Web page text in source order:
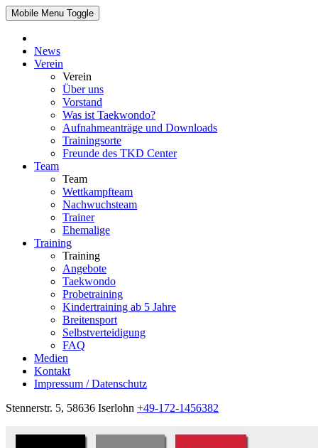
Mobile Menu Toggle
News
Verein
Verein
Über uns
Vorstand
Was ist Taekwondo?
Aufnahmeanträge und Downloads
Trainingsorte
Freunde des TKD Center
Team
Team
Wettkampfteam
Nachwuchsteam
Trainer
Ehemalige
Training
Training
Angebote
Taekwondo
Probetraining
Kindertraining ab 5 Jahre
Breitensport
Selbstverteidigung
FAQ
Medien
Kontakt
Impressum / Datenschutz
Stennerstr. 5, 58636 Iserlohn +49-172-1456382